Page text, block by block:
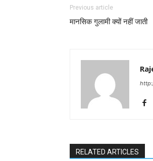
Previous article
मानसिक गुलामी क्यों नहीं जाती
RELATED ARTICLES